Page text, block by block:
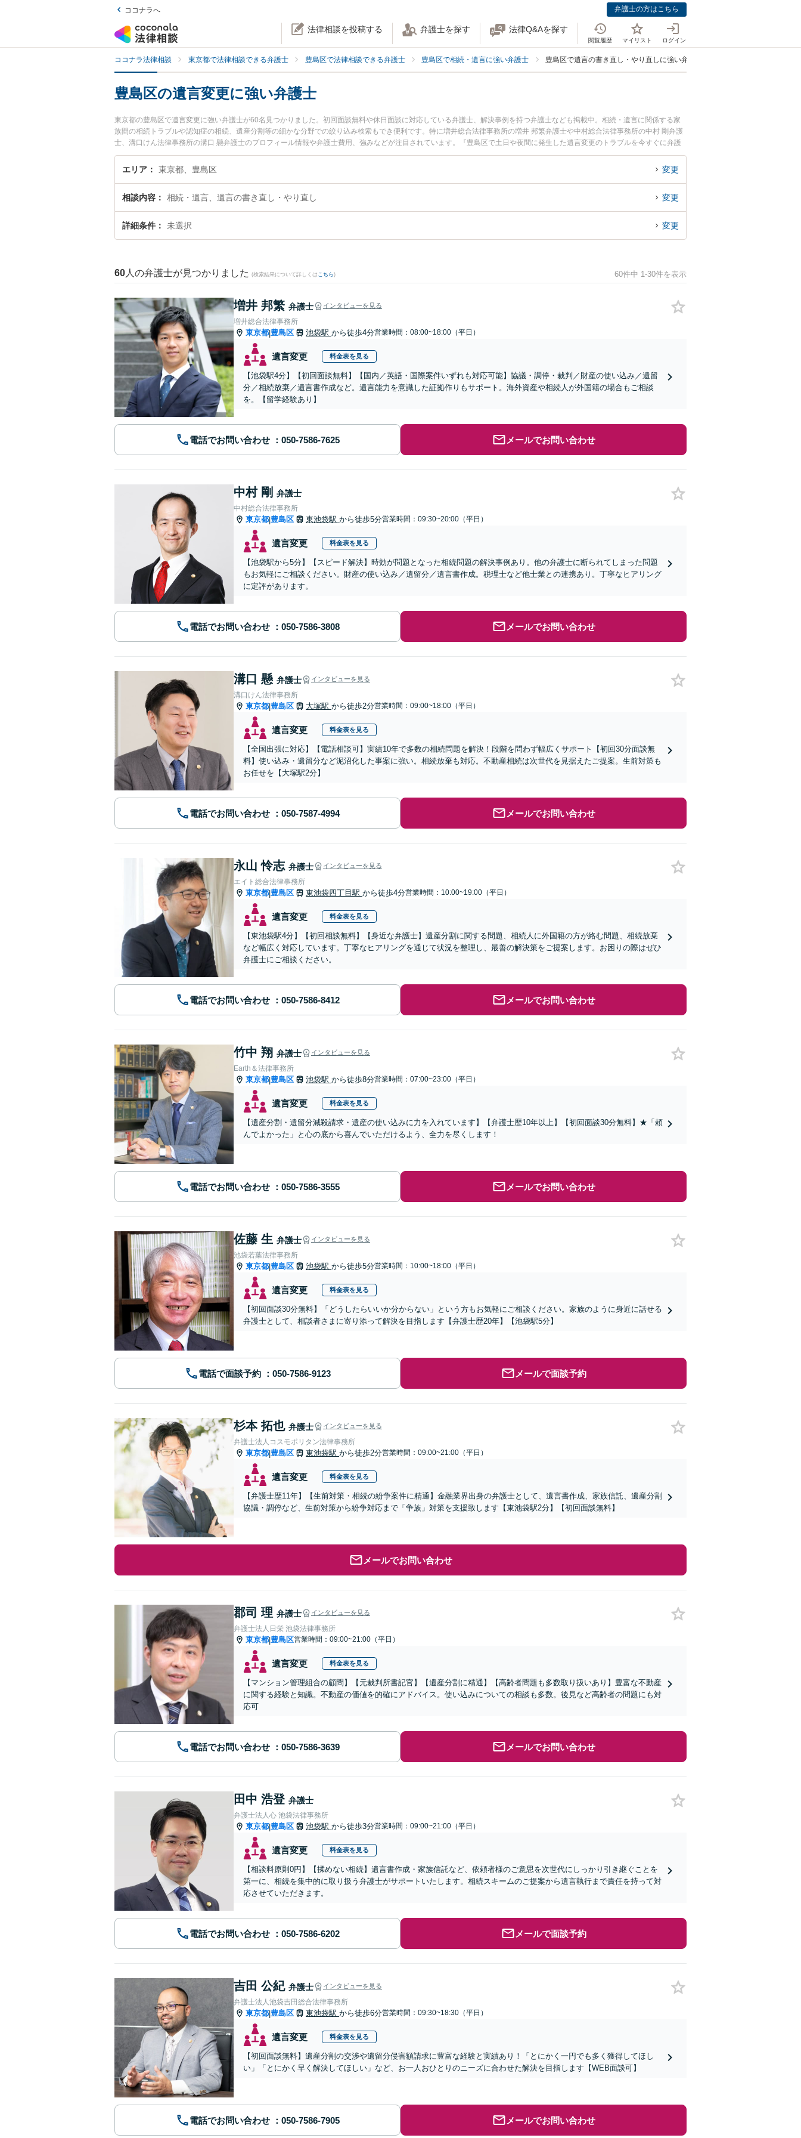
ココナラへ 弁護士の方はこちら
法律相談を投稿する 弁護士を探す 法律Q&Aを探す
閲覧履歴 マイリスト ログイン
ココナラ法律相談 東京都で法律相談できる弁護士 豊島区で法律相談できる弁護士 豊島区で相続・遺言に強い弁護士 豊島区で遺言の書き直し・やり直しに強い弁護士
豊島区の遺言変更に強い弁護士
東京都の豊島区で遺言変更に強い弁護士が60名見つかりました。初回面談無料や休日面談に対応している弁護士、解決事例を持つ弁護士なども掲載中。相続・遺言に関係する家
族間の相続トラブルや認知症の相続、遺産分割等の細かな分野での絞り込み検索もでき便利です。特に増井総合法律事務所の増井 邦繁弁護士や中村総合法律事務所の中村 剛弁護
士、溝口けん法律事務所の溝口 懸弁護士のプロフィール情報や弁護士費用、強みなどが注目されています。『豊島区で土日や夜間に発生した遺言変更のトラブルを今すぐに弁護
士に相談したい』『遺言変更のトラブル解決の実績豊富な近くの弁護士を検索したい』『初回相談無料で遺言変更を法律相談できる豊島区内の弁護士に相談予約したい』などでお
困りの相談者さんにおすすめです。
エリア 東京都、豊島区 変更
相談内容 相続・遺言、遺言の書き直し・やり直し 変更
詳細条件 未選択 変更
60 人の弁護士が見つかりました (検索結果について詳しくは こちら) 60件中 1-30件を表示
増井 邦繁 弁護士 インタビューを見る
増井総合法律事務所
東京都|豊島区 池袋駅 から徒歩4分営業時間：08:00~18:00（平日）
遺言変更 料金表を見る
【池袋駅4分】【初回面談無料】【国内／英語・国際案件いずれも対応可能】協議・調停・裁判／財産の使い込み／遺留
分／相続放棄／遺言書作成など。遺言能力を意識した証拠作りもサポート。海外資産や相続人が外国籍の場合もご相談
を。【留学経験あり】
電話でお問い合わせ メールでお問い合わせ
中村 剛 弁護士
中村総合法律事務所
東京都|豊島区 東池袋駅 から徒歩5分営業時間：09:30~20:00（平日）
遺言変更 料金表を見る
【池袋駅から5分】【スピード解決】時効が問題となった相続問題の解決事例あり。他の弁護士に断られてしまった問題
もお気軽にご相談ください。財産の使い込み／遺留分／遺言書作成。税理士など他士業との連携あり。丁寧なヒアリング
に定評があります。
電話でお問い合わせ メールでお問い合わせ
溝口 懸 弁護士 インタビューを見る
溝口けん法律事務所
東京都|豊島区 大塚駅 から徒歩2分営業時間：09:00~18:00（平日）
遺言変更 料金表を見る
【全国出張に対応】【電話相談可】実績10年で多数の相続問題を解決！段階を問わず幅広くサポート【初回30分面談無
料】使い込み・遺留分など泥沼化した事案に強い。相続放棄も対応。不動産相続は次世代を見据えたご提案。生前対策も
お任せを【大塚駅2分】
電話でお問い合わせ メールでお問い合わせ
永山 怜志 弁護士 インタビューを見る
エイト総合法律事務所
東京都|豊島区 東池袋四丁目駅 から徒歩4分営業時間：10:00~19:00（平日）
遺言変更 料金表を見る
【東池袋駅4分】【初回相談無料】【身近な弁護士】遺産分割に関する問題、相続人に外国籍の方が絡む問題、相続放棄
など幅広く対応しています。丁寧なヒアリングを通じて状況を整理し、最善の解決策をご提案します。お困りの際はぜひ
弁護士にご相談ください。
電話でお問い合わせ メールでお問い合わせ
竹中 翔 弁護士 インタビューを見る
Earth＆法律事務所
東京都|豊島区 池袋駅 から徒歩8分営業時間：07:00~23:00（平日）
遺言変更 料金表を見る
【遺産分割・遺留分減殺請求・遺産の使い込みに力を入れています】【弁護士歴10年以上】【初回面談30分無料】★「頼
んでよかった」と心の底から喜んでいただけるよう、全力を尽くします！
電話でお問い合わせ メールでお問い合わせ
佐藤 生 弁護士 インタビューを見る
池袋若葉法律事務所
東京都|豊島区 池袋駅 から徒歩5分営業時間：10:00~18:00（平日）
遺言変更 料金表を見る
【初回面談30分無料】「どうしたらいいか分からない」という方もお気軽にご相談ください。家族のように身近に話せる
弁護士として、相談者さまに寄り添って解決を目指します【弁護士歴20年】【池袋駅5分】
電話で面談予約 メールで面談予約
杉本 拓也 弁護士 インタビューを見る
弁護士法人コスモポリタン法律事務所
東京都|豊島区 東池袋駅 から徒歩2分営業時間：09:00~21:00（平日）
遺言変更 料金表を見る
【弁護士歴11年】【生前対策・相続の紛争案件に精通】金融業界出身の弁護士として、遺言書作成、家族信託、遺産分割
協議・調停など、生前対策から紛争対応まで「争族」対策を支援致します【東池袋駅2分】【初回面談無料】
メールでお問い合わせ
郡司 理 弁護士 インタビューを見る
弁護士法人日栄 池袋法律事務所
東京都|豊島区営業時間：09:00~21:00（平日）
遺言変更 料金表を見る
【マンション管理組合の顧問】【元裁判所書記官】【遺産分割に精通】【高齢者問題も多数取り扱いあり】豊富な不動産
に関する経験と知識。不動産の価値を的確にアドバイス。使い込みについての相談も多数。後見など高齢者の問題にも対
応可
電話でお問い合わせ メールでお問い合わせ
田中 浩登 弁護士
弁護士法人心 池袋法律事務所
東京都|豊島区 池袋駅 から徒歩3分営業時間：09:00~21:00（平日）
遺言変更 料金表を見る
【相談料原則0円】【揉めない相続】遺言書作成・家族信託など、依頼者様のご意思を次世代にしっかり引き継ぐことを
第一に、相続を集中的に取り扱う弁護士がサポートいたします。相続スキームのご提案から遺言執行まで責任を持って対
応させていただきます。
電話でお問い合わせ メールで面談予約
吉田 公紀 弁護士 インタビューを見る
弁護士法人池袋吉田総合法律事務所
東京都|豊島区 東池袋駅 から徒歩6分営業時間：09:30~18:30（平日）
遺言変更 料金表を見る
【初回面談無料】遺産分割の交渉や遺留分侵害額請求に豊富な経験と実績あり！「とにかく一円でも多く獲得してほし
い」「とにかく早く解決してほしい」など、お一人おひとりのニーズに合わせた解決を目指します【WEB面談可】
電話でお問い合わせ メールでお問い合わせ